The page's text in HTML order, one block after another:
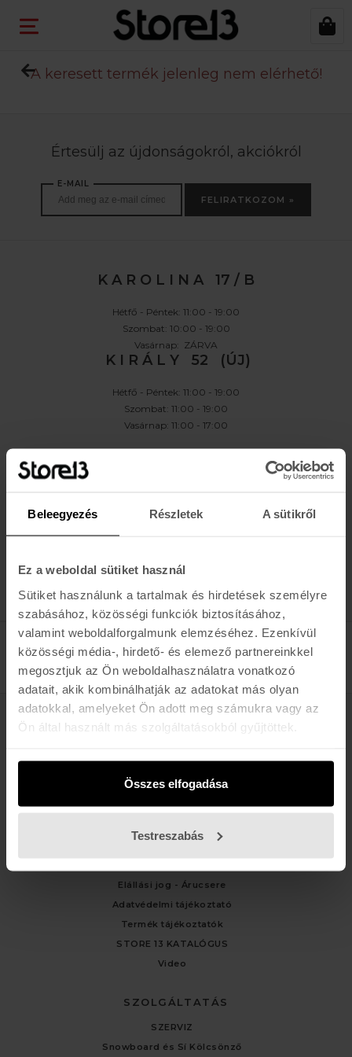
Beleegyezés Részletek A sütikről
Ez a weboldal sütiket használ
Sütiket használunk a tartalmak és hirdetések személyre
szabásához, közösségi funkciók biztosításához,
valamint weboldalforgalmunk elemzéséhez. Ezenkívül
közösségi média-, hirdető- és elemező partnereinkkel
megosztjuk az Ön weboldalhasználatra vonatkozó
adatait, akik kombinálhatják az adatokat más olyan
adatokkal, amelyeket Ön adott meg számukra vagy az
Ön által használt más szolgáltatásokból gyűjtöttek.
Összes elfogadása
Testreszabás
A keresett termék jelenleg nem elérhető!
Értesülj az újdonságokról, akciókról
E-MAIL
FELIRATKOZOM »
K A R O L I N A 17 / B
Hétfő - Péntek: 11:00 - 19:00
Szombat: 10:00 - 19:00
Vasárnap: ZÁRVA
K I R Á L Y 52 (ÚJ)
Hétfő - Péntek: 11:00 - 19:00
Szombat: 11:00 - 19:00
Vasárnap: 11:00 - 17:00
Karolina:
+36 (1) 466-5510, +36 (30) 3193924
Király:
Kapcsolat
Fiókom
TÁJÉKOZTATÓK
Elállási jog - Árucsere
Adatvédelmi tájékoztató
Termék tájékoztatók
STORE 13 KATALÓGUS
Video
SZOLGÁLTATÁS
SZERVIZ
Snowboard és Sí Kölcsönző